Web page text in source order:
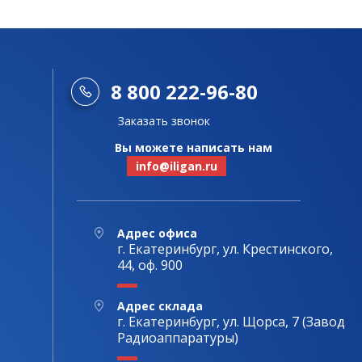
8 800 222-96-80
Заказать звонок
Вы можете написать нам
info@iligan.ru
Адрес офиса
г. Екатеринбург, ул. Крестинского,
44, оф. 900
Адрес склада
г. Екатеринбург, ул. Щорса, 7 (Завод
Радиоаппаратуры)